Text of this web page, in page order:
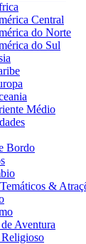
Central
do Norte
do Sul
Médio
Bordo
&
Aventura